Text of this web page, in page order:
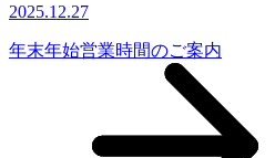
2025.12.27
年末年始営業時間のご案内